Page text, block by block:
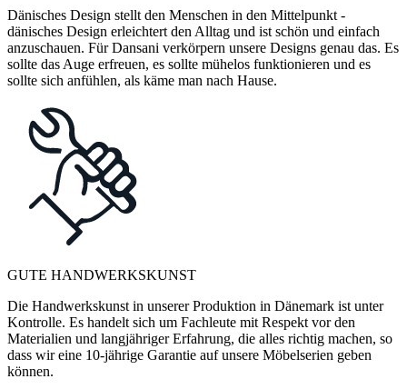
Dänisches Design stellt den Menschen in den Mittelpunkt -
dänisches Design erleichtert den Alltag und ist schön und einfach
anzuschauen. Für Dansani verkörpern unsere Designs genau das. Es
sollte das Auge erfreuen, es sollte mühelos funktionieren und es
sollte sich anfühlen, als käme man nach Hause.
GUTE HANDWERKSKUNST
Die Handwerkskunst in unserer Produktion in Dänemark ist unter
Kontrolle. Es handelt sich um Fachleute mit Respekt vor den
Materialien und langjähriger Erfahrung, die alles richtig machen, so
dass wir eine 10-jährige Garantie auf unsere Möbelserien geben
können.